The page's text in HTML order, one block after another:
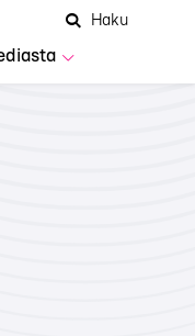
AvaaHaku
Hae